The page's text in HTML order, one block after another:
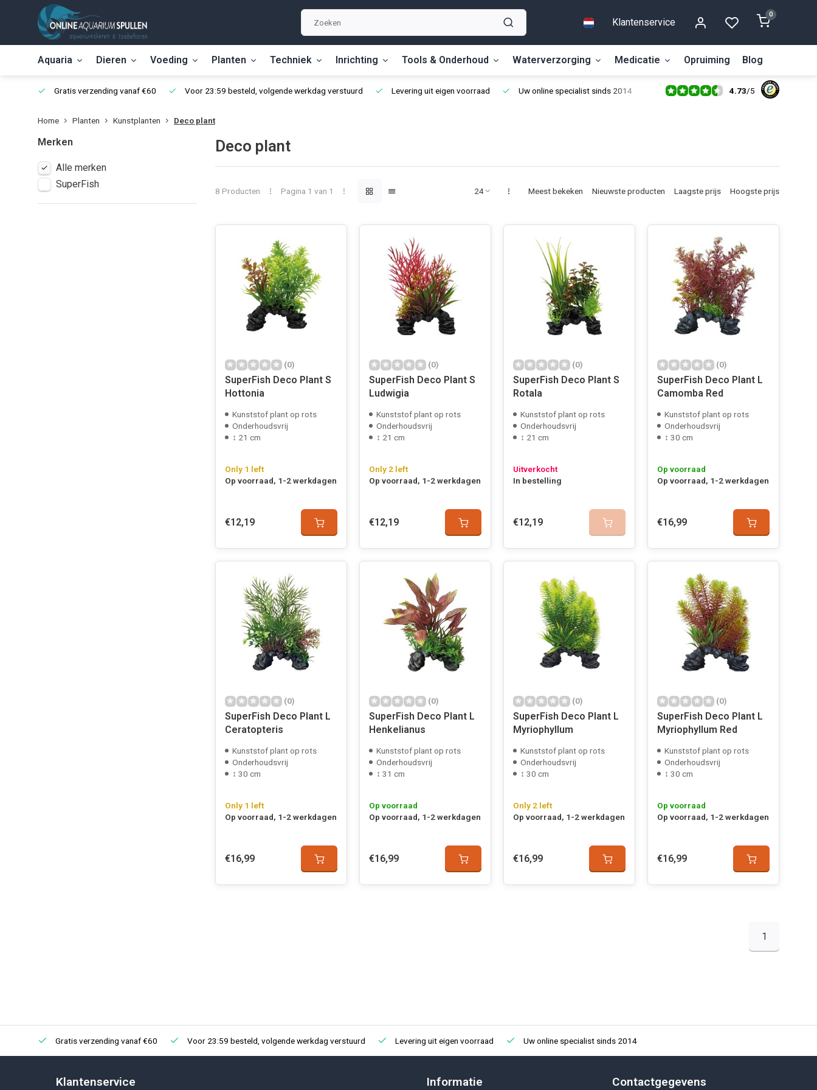
Klantenservice
0
Aquaria Dieren Voeding Planten Techniek Inrichting Tools & Onderhoud Waterverzorging Medicatie Opruiming Blog
Gratis verzending vanaf €60 Voor 23:59 besteld, volgende werkdag verstuurd Levering uit eigen voorraad Uw online specialist sinds 2014 4.73/5
Home Planten Kunstplanten Deco plant
Merken
Alle merken
SuperFish
Deco plant
8 Producten Pagina 1 van 1 Meest bekeken Nieuwste producten Laagste prijs Hoogste prijs
(0)
SuperFish Deco Plant S
Hottonia
Kunststof plant op rots
Onderhoudsvrij
↕ 21 cm
Only 1 left
Op voorraad, 1-2 werkdagen
€12,19
(0)
SuperFish Deco Plant S
Ludwigia
Kunststof plant op rots
Onderhoudsvrij
↕ 21 cm
Only 2 left
Op voorraad, 1-2 werkdagen
€12,19
(0)
SuperFish Deco Plant S
Rotala
Kunststof plant op rots
Onderhoudsvrij
↕ 21 cm
Uitverkocht
In bestelling
€12,19
(0)
SuperFish Deco Plant L
Camomba Red
Kunststof plant op rots
Onderhoudsvrij
↕ 30 cm
Op voorraad
Op voorraad, 1-2 werkdagen
€16,99
(0)
SuperFish Deco Plant L
Ceratopteris
Kunststof plant op rots
Onderhoudsvrij
↕ 30 cm
Only 1 left
Op voorraad, 1-2 werkdagen
€16,99
(0)
SuperFish Deco Plant L
Henkelianus
Kunststof plant op rots
Onderhoudsvrij
↕ 31 cm
Op voorraad
Op voorraad, 1-2 werkdagen
€16,99
(0)
SuperFish Deco Plant L
Myriophyllum
Kunststof plant op rots
Onderhoudsvrij
↕ 30 cm
Only 2 left
Op voorraad, 1-2 werkdagen
€16,99
(0)
SuperFish Deco Plant L
Myriophyllum Red
Kunststof plant op rots
Onderhoudsvrij
↕ 30 cm
Op voorraad
Op voorraad, 1-2 werkdagen
€16,99
1
Gratis verzending vanaf €60 Voor 23:59 besteld, volgende werkdag verstuurd Levering uit eigen voorraad Uw online specialist sinds 2014
Klantenservice Informatie Contactgegevens